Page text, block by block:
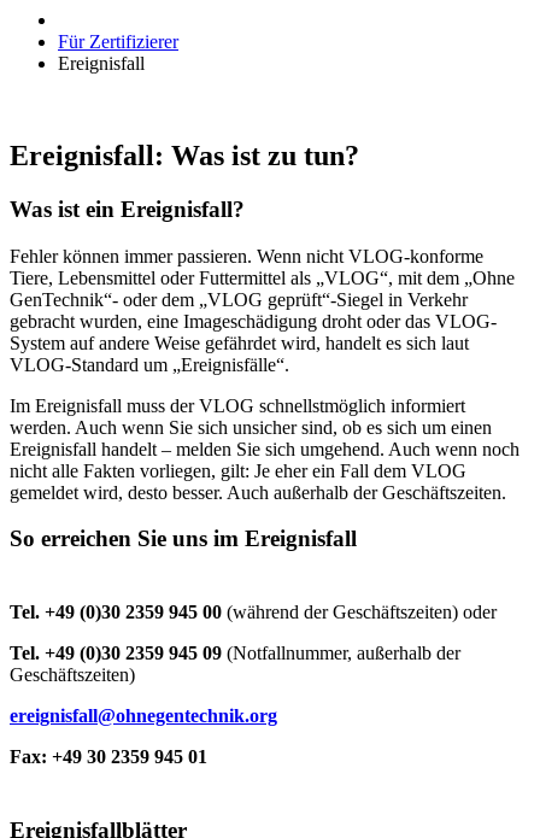
Für Zertifizierer
Ereignisfall
Ereignisfall: Was ist zu tun?
Was ist ein Ereignisfall?
Fehler können immer passieren. Wenn nicht VLOG-konforme
Tiere, Lebensmittel oder Futtermittel als „VLOG“, mit dem „Ohne
GenTechnik“- oder dem „VLOG geprüft“-Siegel in Verkehr
gebracht wurden, eine Imageschädigung droht oder das VLOG-
System auf andere Weise gefährdet wird, handelt es sich laut
VLOG-Standard um „Ereignisfälle“.
Im Ereignisfall muss der VLOG schnellstmöglich informiert
werden. Auch wenn Sie sich unsicher sind, ob es sich um einen
Ereignisfall handelt – melden Sie sich umgehend. Auch wenn noch
nicht alle Fakten vorliegen, gilt: Je eher ein Fall dem VLOG
gemeldet wird, desto besser. Auch außerhalb der Geschäftszeiten.
So erreichen Sie uns im Ereignisfall
Tel. +49 (0)30 2359 945 00 (während der Geschäftszeiten) oder
Tel. +49 (0)30 2359 945 09 (Notfallnummer, außerhalb der
Geschäftszeiten)
ereignisfall@ohnegentechnik.org
Fax: +49 30 2359 945 01
Ereignisfallblätter